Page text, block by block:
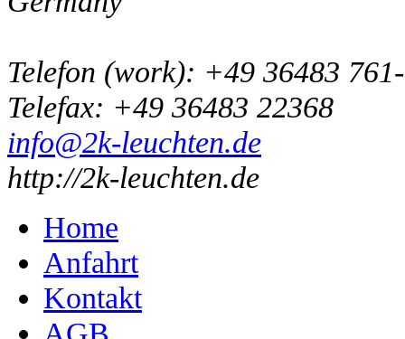
Telefon (work): +49 36483
Telefax: +49 36483 22368
info@2k-leuchten.de
http://2k-leuchten.de
Home
Anfahrt
Kontakt